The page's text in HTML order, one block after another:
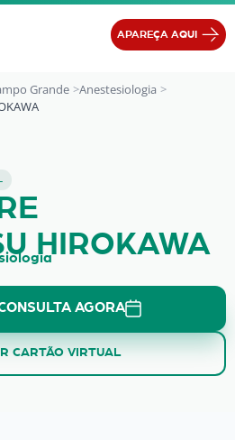
APAREÇA AQUI
Grande
Anestesiologia
HIROKAWA
HIROKAWA
AGORA
CARTÃO VIRTUAL